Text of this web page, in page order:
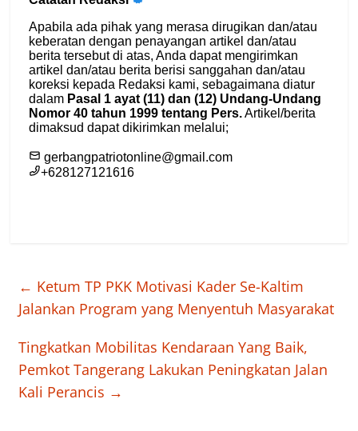
← Ketum TP PKK Motivasi Kader Se-Kaltim
Jalankan Program yang Menyentuh Masyarakat
Tingkatkan Mobilitas Kendaraan Yang Baik,
Pemkot Tangerang Lakukan Peningkatan Jalan
Kali Perancis →